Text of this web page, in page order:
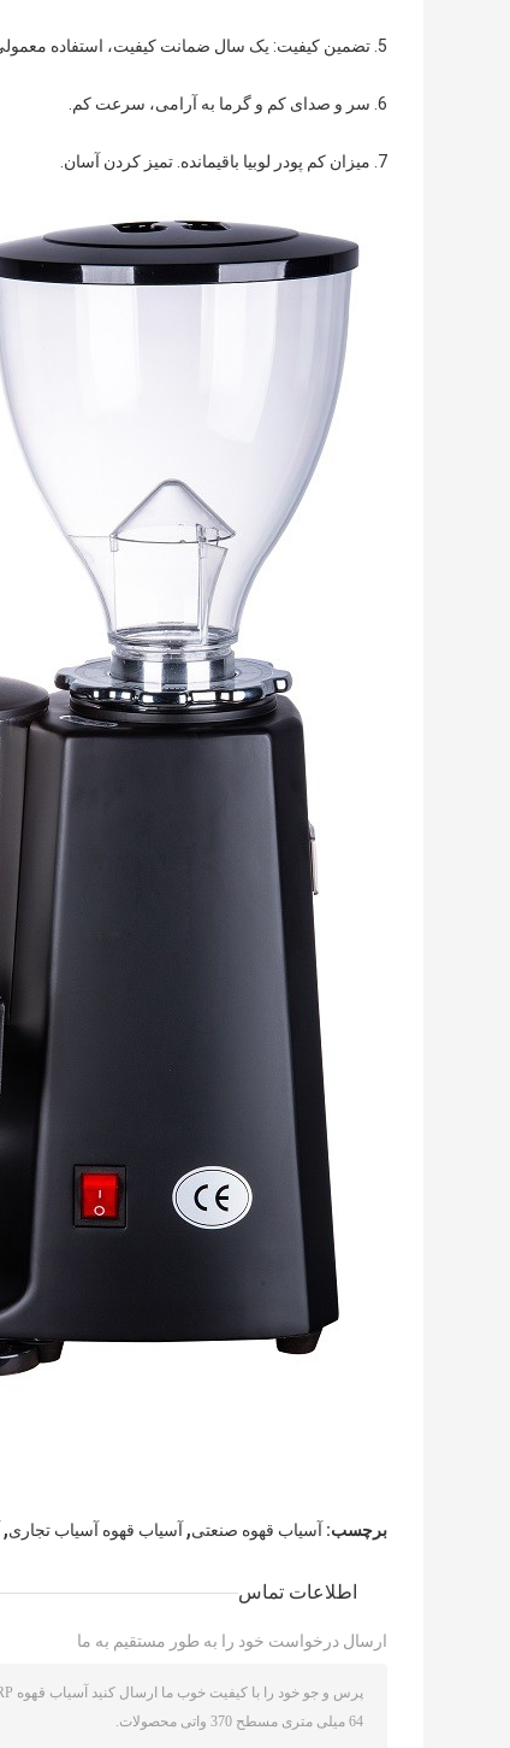
5. تضمین کیفیت: یک سال ضمانت کیفیت، استفاده معمولی 3-5 سال.
6. سر و صدای کم و گرما به آرامی، سرعت کم.
7. میزان کم پودر لوبیا باقیمانده. تمیز کردن آسان.
برچسب: آسیاب قهوه صنعتی, آسیاب قهوه آسیاب تجاری,
اطلاعات تماس
ارسال درخواست خود را به طور مستقیم به ما